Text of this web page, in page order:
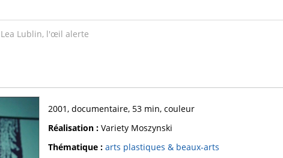
Lea Lublin, l'œil alerte
2001, documentaire, 53 min, couleur
Réalisation : Variety Moszynski
Thématique : arts plastiques & beaux-arts